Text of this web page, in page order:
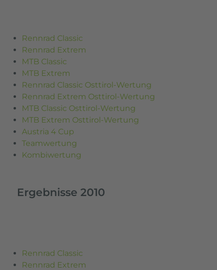
Rennrad Classic
Rennrad Extrem
MTB Classic
MTB Extrem
Rennrad Classic Osttirol-Wertung
Rennrad Extrem Osttirol-Wertung
MTB Classic Osttirol-Wertung
MTB Extrem Osttirol-Wertung
Austria 4 Cup
Teamwertung
Kombiwertung
Ergebnisse 2010
Rennrad Classic
Rennrad Extrem